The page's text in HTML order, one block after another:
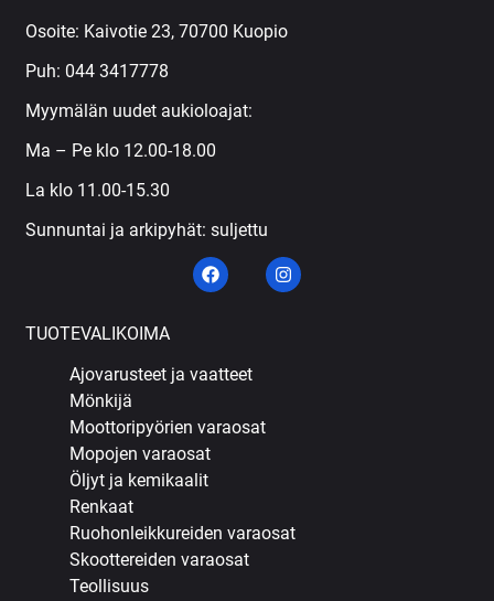
Osoite: Kaivotie 23, 70700 Kuopio
Puh: 044 3417778
Myymälän uudet aukioloajat:
Ma – Pe klo 12.00-18.00
La klo 11.00-15.30
Sunnuntai ja arkipyhät: suljettu
TUOTEVALIKOIMA
Ajovarusteet ja vaatteet
Mönkijä
Moottoripyörien varaosat
Mopojen varaosat
Öljyt ja kemikaalit
Renkaat
Ruohonleikkureiden varaosat
Skoottereiden varaosat
Teollisuus